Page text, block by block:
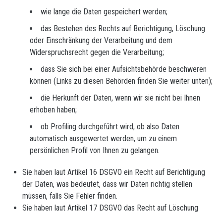
wie lange die Daten gespeichert werden;
das Bestehen des Rechts auf Berichtigung, Löschung
oder Einschränkung der Verarbeitung und dem
Widerspruchsrecht gegen die Verarbeitung;
dass Sie sich bei einer Aufsichtsbehörde beschweren
können (Links zu diesen Behörden finden Sie weiter unten);
die Herkunft der Daten, wenn wir sie nicht bei Ihnen
erhoben haben;
ob Profiling durchgeführt wird, ob also Daten
automatisch ausgewertet werden, um zu einem
persönlichen Profil von Ihnen zu gelangen.
Sie haben laut Artikel 16 DSGVO ein Recht auf Berichtigung
der Daten, was bedeutet, dass wir Daten richtig stellen
müssen, falls Sie Fehler finden.
Sie haben laut Artikel 17 DSGVO das Recht auf Löschung